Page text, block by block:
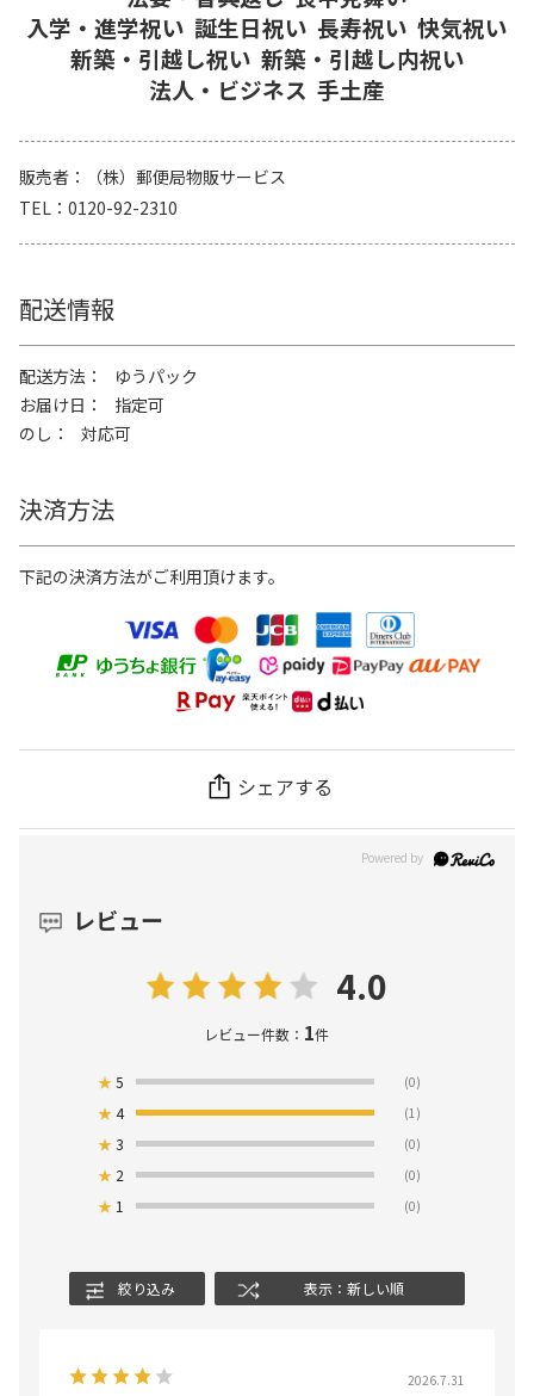
入学・進学祝い 誕生日祝い 長寿祝い 快気祝い
新築・引越し祝い 新築・引越し内祝い
法人・ビジネス 手土産
販売者
（株）郵便局物販サービス
TEL
0120-92-2310
配送情報
配送方法
ゆうパック
お届け日
指定可
のし
対応可
決済方法
下記の決済方法がご利用頂けます。
シェアする
レビュー
4.0
レビュー件数： 1件
★5 (0)
★4 (1)
★3 (0)
★ 2 (0)
★ 1 (0)
絞り込み 表示：新しい順
2026.7.31